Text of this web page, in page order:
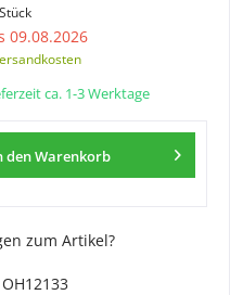
09.08.2026
ca. 1-3 Werktage
denWarenkorb
zum Artikel?
OH12133